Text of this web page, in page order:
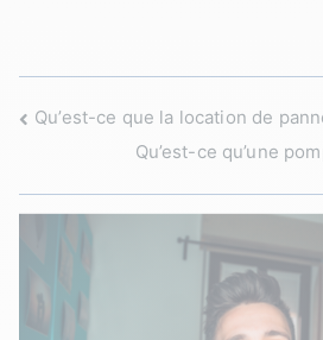
Navigation
l’article
Qu’est-ce que la location de
Qu’est-ce qu’une